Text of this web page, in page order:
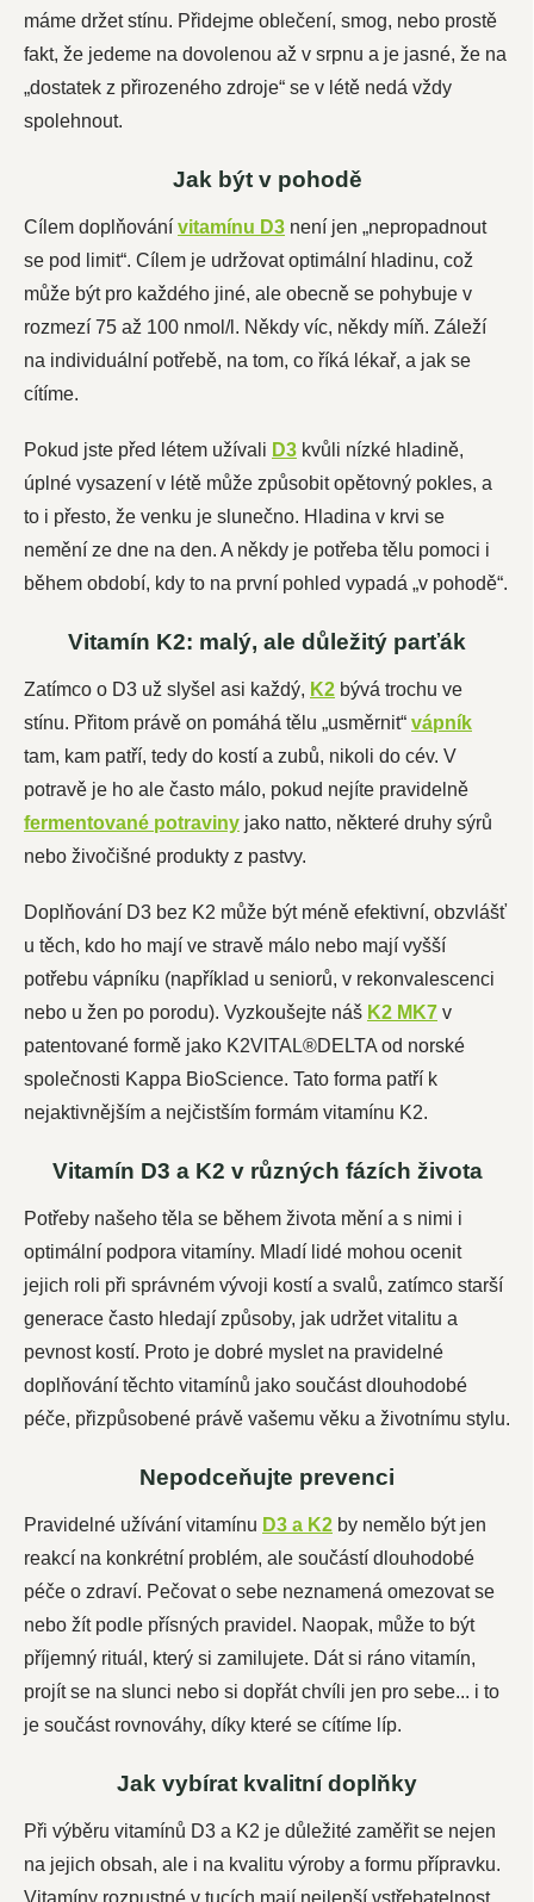
máme držet stínu. Přidejme oblečení, smog, nebo prostě
fakt, že jedeme na dovolenou až v srpnu a je jasné, že na
„dostatek z přirozeného zdroje“ se v létě nedá vždy
spolehnout.
Jak být v pohodě
Cílem doplňování vitamínu D3 není jen „nepropadnout
se pod limit“. Cílem je udržovat optimální hladinu, což
může být pro každého jiné, ale obecně se pohybuje v
rozmezí 75 až 100 nmol/l. Někdy víc, někdy míň. Záleží
na individuální potřebě, na tom, co říká lékař, a jak se
cítíme.
Pokud jste před létem užívali D3 kvůli nízké hladině,
úplné vysazení v létě může způsobit opětovný pokles, a
to i přesto, že venku je slunečno. Hladina v krvi se
nemění ze dne na den. A někdy je potřeba tělu pomoci i
během období, kdy to na první pohled vypadá „v pohodě“.
Vitamín K2: malý, ale důležitý parťák
Zatímco o D3 už slyšel asi každý, K2 bývá trochu ve
stínu. Přitom právě on pomáhá tělu „usměrnit“ vápník
tam, kam patří, tedy do kostí a zubů, nikoli do cév. V
potravě je ho ale často málo, pokud nejíte pravidelně
fermentované potraviny jako natto, některé druhy sýrů
nebo živočišné produkty z pastvy.
Doplňování D3 bez K2 může být méně efektivní, obzvlášť
u těch, kdo ho mají ve stravě málo nebo mají vyšší
potřebu vápníku (například u seniorů, v rekonvalescenci
nebo u žen po porodu). Vyzkoušejte náš K2 MK7 v
patentované formě jako K2VITAL®DELTA od norské
společnosti Kappa BioScience. Tato forma patří k
nejaktivnějším a nejčistším formám vitamínu K2.
Vitamín D3 a K2 v různých fázích života
Potřeby našeho těla se během života mění a s nimi i
optimální podpora vitamíny. Mladí lidé mohou ocenit
jejich roli při správném vývoji kostí a svalů, zatímco starší
generace často hledají způsoby, jak udržet vitalitu a
pevnost kostí. Proto je dobré myslet na pravidelné
doplňování těchto vitamínů jako součást dlouhodobé
péče, přizpůsobené právě vašemu věku a životnímu stylu.
Nepodceňujte prevenci
Pravidelné užívání vitamínu D3 a K2 by nemělo být jen
reakcí na konkrétní problém, ale součástí dlouhodobé
péče o zdraví. Pečovat o sebe neznamená omezovat se
nebo žít podle přísných pravidel. Naopak, může to být
příjemný rituál, který si zamilujete. Dát si ráno vitamín,
projít se na slunci nebo si dopřát chvíli jen pro sebe... i to
je součást rovnováhy, díky které se cítíme líp.
Jak vybírat kvalitní doplňky
Při výběru vitamínů D3 a K2 je důležité zaměřit se nejen
na jejich obsah, ale i na kvalitu výroby a formu přípravku.